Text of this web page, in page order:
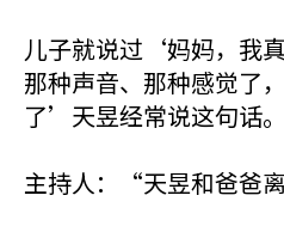
儿子就说过‘妈妈，我
那种声音、那种感觉了
了’天昱经常说这句话
主持人：“天昱和爸爸